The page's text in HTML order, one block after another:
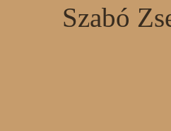
Szabó